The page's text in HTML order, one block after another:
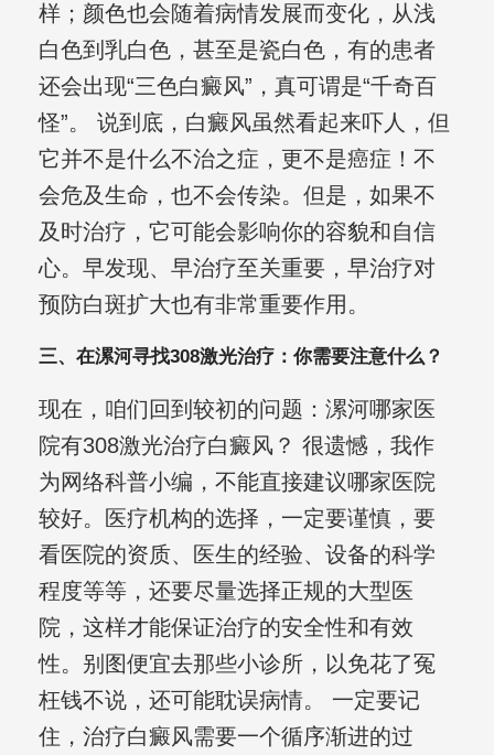
样；颜色也会随着病情发展而变化，从浅
白色到乳白色，甚至是瓷白色，有的患者
还会出现“三色白癜风”，真可谓是“千奇百
怪”。 说到底，白癜风虽然看起来吓人，但
它并不是什么不治之症，更不是癌症！不
会危及生命，也不会传染。但是，如果不
及时治疗，它可能会影响你的容貌和自信
心。早发现、早治疗至关重要，早治疗对
预防白斑扩大也有非常重要作用。
三、在漯河寻找308激光治疗：你需要注意什么？
现在，咱们回到较初的问题：漯河哪家医
院有308激光治疗白癜风？ 很遗憾，我作
为网络科普小编，不能直接建议哪家医院
较好。医疗机构的选择，一定要谨慎，要
看医院的资质、医生的经验、设备的科学
程度等等，还要尽量选择正规的大型医
院，这样才能保证治疗的安全性和有效
性。别图便宜去那些小诊所，以免花了冤
枉钱不说，还可能耽误病情。 一定要记
住，治疗白癜风需要一个循序渐进的过